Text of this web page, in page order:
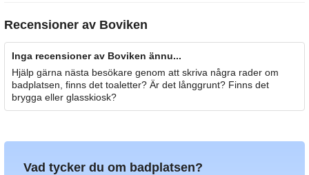
Recensioner av Boviken
Inga recensioner av Boviken ännu...
Hjälp gärna nästa besökare genom att skriva några rader om
badplatsen, finns det toaletter? Är det långgrunt? Finns det
brygga eller glasskiosk?
Vad tycker du om badplatsen?